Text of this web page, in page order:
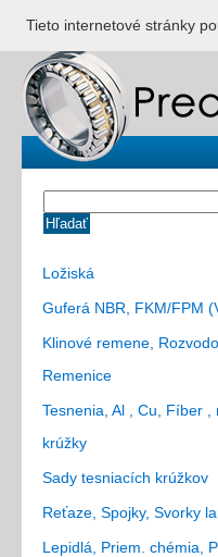
Hľadať
Ložiská
Guferá NBR, FKM/FPM
Klinové remene,
Remenice
Tesnenia, Al , Cu, Fíber ,
krúžky
Sady tesniacích krúžkov
Reťaze, Spojky, Svorky
Lepidlá, Priem. chémia,
Tieto internetové stránky